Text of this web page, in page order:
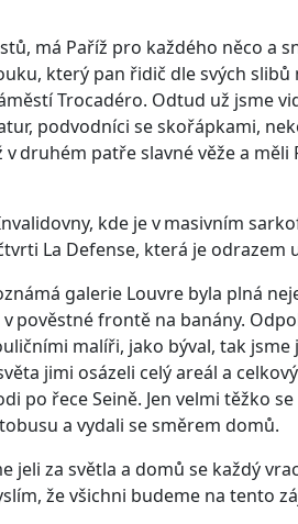
má Paříž pro každého něco a
který pan řidič dle svých
Trocadéro. Odtud už jsme
podvodníci se skořápkami,
druhém patře slavné věže a
kde je v masivním
La Defense, která je odrazem
galerie Louvre byla plná
pověstné frontě na banány.
malíři, jako býval, tak
jimi osázeli celý areál a
po řece Seině. Jen velmi těžko
a vydali se směrem domů.
za světla a domů se každý
že všichni budeme na tento